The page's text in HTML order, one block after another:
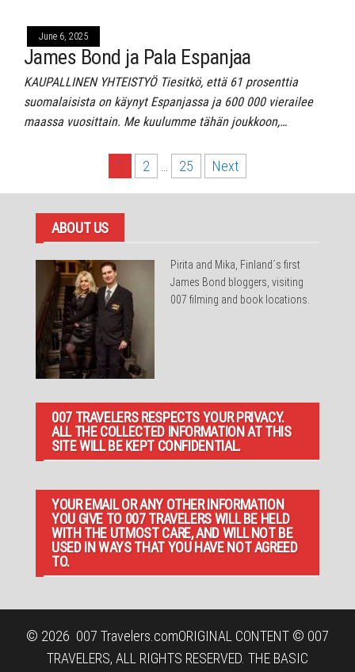
June 6, 2025
James Bond ja Pala Espanjaa
KAUPALLINEN YHTEISTYÖ Tiesitkö, että 61 prosenttia
suomalaisista on käynyt Espanjassa ja 600 000 vierailee
maassa vuosittain. Me kuulumme tähän joukkoon,…
pagination
1 2 25 Next
ABOUT US
Pirita and Mika, Finland´s first
James Bond bloggers, visiting
007 filming and book locations.
007 TRAVELERS RESPECTS YOUR PRIVACY.
ALL THE COLLECTED INFORMATION AT THIS
SITE WILL BE KEPT CONFIDENTIAL.
YOUR EMAIL OR ANY OTHER INFORMATION
YOU GIVE TO 007 TRAVELERS WILL BE HELD
WITH THE UTMOST CARE, AND WILL NOT BE
USED IN WAYS THAT YOU HAVE NOT AGREED
TO.
© 2026 007 Travelers.comORIGINAL CONTENT © 007
TRAVELERS, ALL RIGHTS RESERVED. THE BASIC